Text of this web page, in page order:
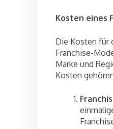
Kosten eines
Die Kosten für
Franchise-
Marke und
Kosten